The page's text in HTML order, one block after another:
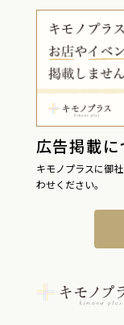
広告掲載に
キモノプラスに御
わせください。